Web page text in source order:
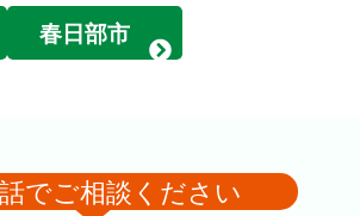
春日部市
でご相談ください